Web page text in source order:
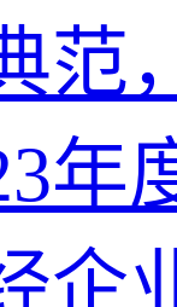
范
年
企